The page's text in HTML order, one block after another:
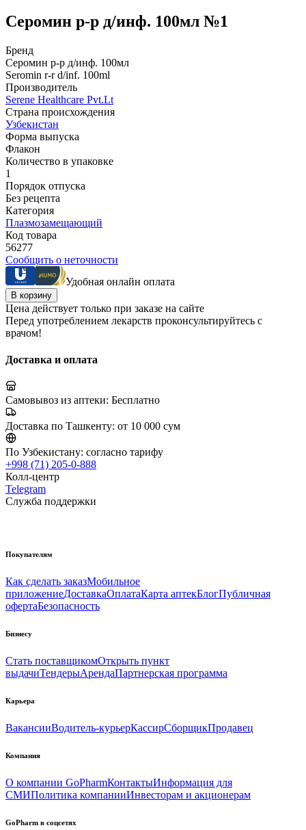
Серомин р-р д/инф. 100мл №1
Бренд
Серомин р-р д/инф. 100мл
Seromin r-r d/inf. 100ml
Производитель
Serene Healthcare Pvt.Lt
Страна происхождения
Узбекистан
Форма выпуска
Флакон
Количество в упаковке
1
Порядок отпуска
Без рецепта
Категория
Плазмозамещающий
Код товара
56277
Сообщить о неточности
Удобная онлайн оплата
В корзину
Цена действует только при заказе на сайте
Перед употреблением лекарств проконсультируйтесь с
врачом!
Доставка и оплата
Самовывоз из аптеки: Бесплатно
Доставка по Ташкенту: от 10 000 сум
По Узбекистану: согласно тарифу
+998 (71) 205-0-888
Колл-центр
Telegram
Служба поддержки
Покупателям
Как сделать заказМобильное
приложениеДоставкаОплатаКарта аптекБлогПубличная
офертаБезопасность
Бизнесу
Стать поставщикомОткрыть пункт
выдачиТендерыАрендаПартнерская программа
Карьера
ВакансииВодитель-курьерКассирСборщикПродавец
Компания
О компании GoPharmКонтактыИнформация для
СМИПолитика компанииИнвесторам и акционерам
GoPharm в соцсетях